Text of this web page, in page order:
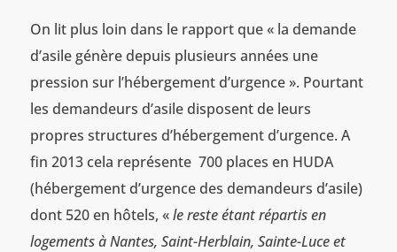
On lit plus loin dans le rapport que « la demande
d’asile génère depuis plusieurs années une
pression sur l’hébergement d’urgence ». Pourtant
les demandeurs d’asile disposent de leurs
propres structures d’hébergement d’urgence. A
fin 2013 cela représente 700 places en HUDA
(hébergement d’urgence des demandeurs d’asile)
dont 520 en hôtels, «le reste étant répartis en
logements à Nantes, Saint-Herblain, Sainte-Luce et